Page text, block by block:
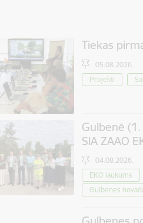
Tiekas
05.08.2026.
Projekti
Gulbenē
SIA ZAAO
04.08.2026.
EKO laukums
Gulbenes